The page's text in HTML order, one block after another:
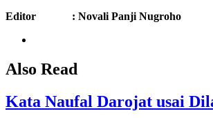
Editor : Novali Panji Nugroho
Also Read
Kata Naufal Darojat usai